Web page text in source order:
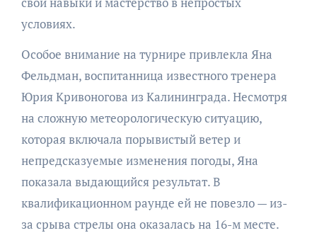
условиях.
Особое внимание на турнире привлекла Яна
Фельдман, воспитанница известного тренера
Юрия Кривоногова из Калининграда. Несмотря
на сложную метеорологическую ситуацию,
которая включала порывистый ветер и
непредсказуемые изменения погоды, Яна
показала выдающийся результат. В
квалификационном раунде ей не повезло — из-
за срыва стрелы она оказалась на 16-м месте.